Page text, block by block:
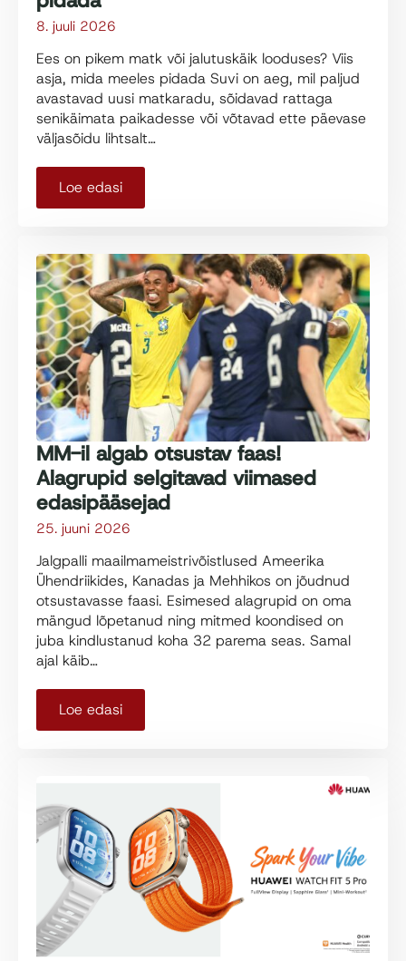
8. juuli 2026
Ees on pikem matk või jalutuskäik looduses? Viis
asja, mida meeles pidada Suvi on aeg, mil paljud
avastavad uusi matkaradu, sõidavad rattaga
senikäimata paikadesse või võtavad ette päevase
väljasõidu lihtsalt…
Loe edasi
MM-il algab otsustav faas!
Alagrupid selgitavad viimased
edasipääsejad
25. juuni 2026
Jalgpalli maailmameistrivõistlused Ameerika
Ühendriikides, Kanadas ja Mehhikos on jõudnud
otsustavasse faasi. Esimesed alagrupid on oma
mängud lõpetanud ning mitmed koondised on
juba kindlustanud koha 32 parema seas. Samal
ajal käib…
Loe edasi